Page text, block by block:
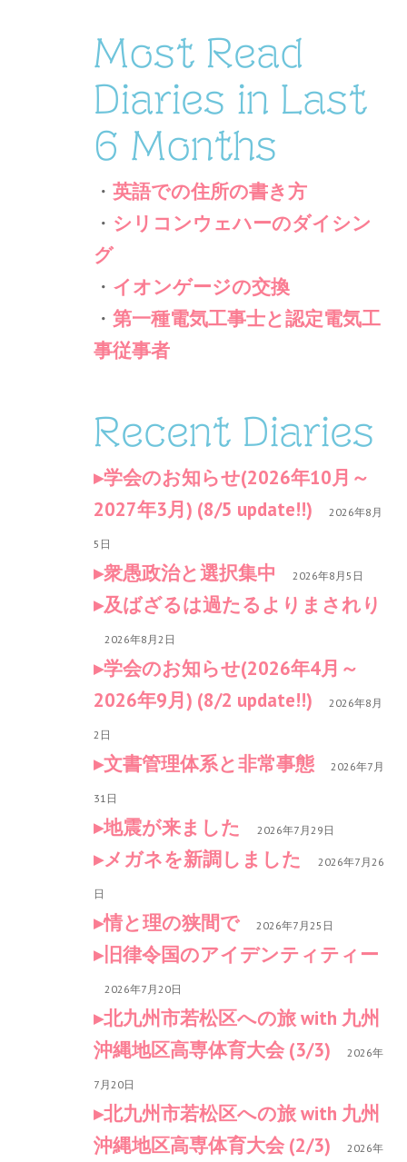
Most Read
Diaries in Last
6 Months
・英語での住所の書き方
・ シリコンウェハーのダイシン
グ
・ イオンゲージの交換
・第一種電気工事士と認定電気工
事従事者
Recent Diaries
学会のお知らせ(2026年10月～
2027年3月) (8/5 update!!)
2026年8月
5日
衆愚政治と選択集中 2026年8月5日
及ばざるは過たるよりまされり
2026年8月2日
学会のお知らせ(2026年4月～
2026年9月) (8/2 update!!)
2026年8月
2日
文書管理体系と非常事態 2026年7月
31日
地震が来ました 2026年7月29日
メガネを新調しました 2026年7月26
日
情と理の狭間で 2026年7月25日
旧律令国のアイデンティティー
2026年7月20日
北九州市若松区への旅 with 九州
沖縄地区高専体育大会 (3/3)
2026年
7月20日
北九州市若松区への旅 with 九州
沖縄地区高専体育大会 (2/3)
2026年